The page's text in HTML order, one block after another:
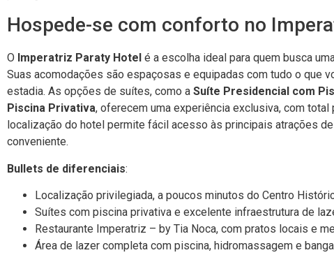
Hospede-se com conforto no
O Imperatriz Paraty Hotel é a escolha ideal para quem busca
Suas acomodações são espaçosas e equipadas com tudo o que
estadia. As opções de suítes, como a Suíte Presidencial com
Piscina Privativa, oferecem uma experiência exclusiva, com
localização do hotel permite fácil acesso às principais atrações
conveniente.
Bullets de diferenciais:
Localização privilegiada, a poucos minutos do Centro
Suítes com piscina privativa e excelente infraestrutura de
Restaurante Imperatriz – by Tia Noca, com pratos locais e
Área de lazer completa com piscina, hidromassagem e